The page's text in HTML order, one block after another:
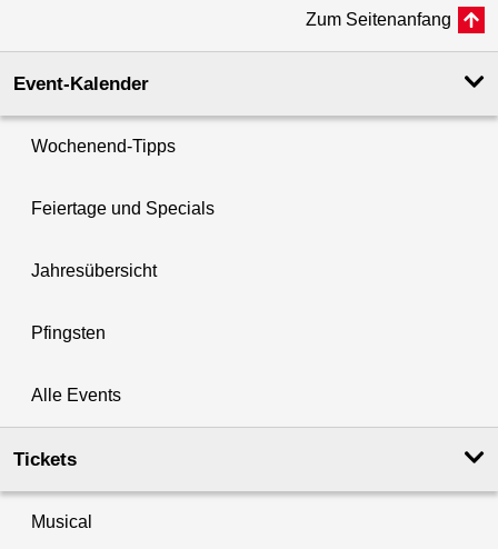
Zum Seitenanfang
Event-Kalender
Wochenend-Tipps
Feiertage und Specials
Jahresübersicht
Pfingsten
Alle Events
Tickets
Musical